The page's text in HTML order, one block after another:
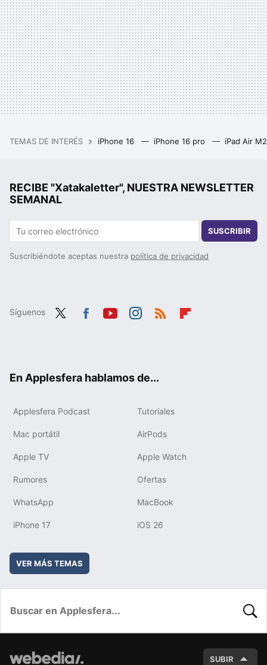
TEMAS DE INTERÉS iPhone 16 iPhone 16 pro iPad Air
RECIBE "Xatakaletter", NUESTRA NEWSLETTER
SEMANAL
SUSCRIBIR
Suscribiéndote aceptas nuestra política de privacidad
Síguenos
En Applesfera hablamos de...
Applesfera Podcast Tutoriales
Mac portátil AirPods
Apple TV Apple Watch
Rumores Ofertas
WhatsApp MacBook
iPhone 17 iOS 26
VER MÁS TEMAS
SUBIR